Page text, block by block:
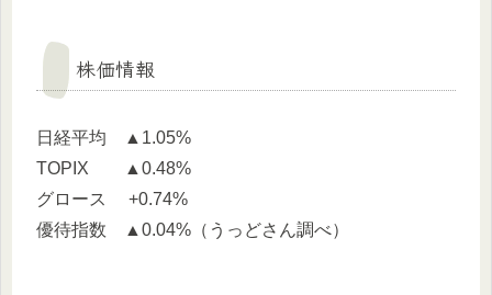
株価情報
日経平均 ▲1.05%
TOPIX ▲0.48%
グロース +0.74%
優待指数 ▲0.04%（うっどさん調べ）